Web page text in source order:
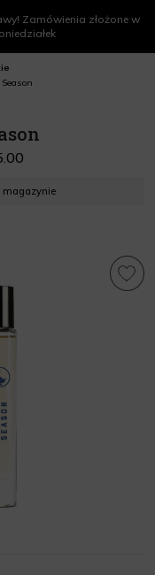
Zamówienia złożone w
magazynie